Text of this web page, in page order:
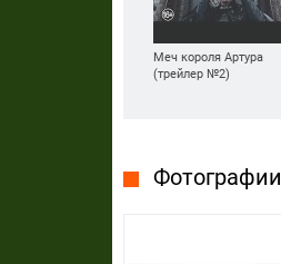
Меч короля Артура
(трейлер №2)
Фотографии